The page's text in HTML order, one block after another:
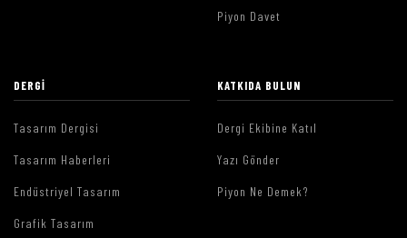
Piyon Davet
DERGI
Tasarım Dergisi
Tasarım Haberleri
Endüstriyel Tasarım
Grafik Tasarım
KATKIDA BULUN
Dergi Ekibine Katıl
Yazı Gönder
Piyon Ne Demek?